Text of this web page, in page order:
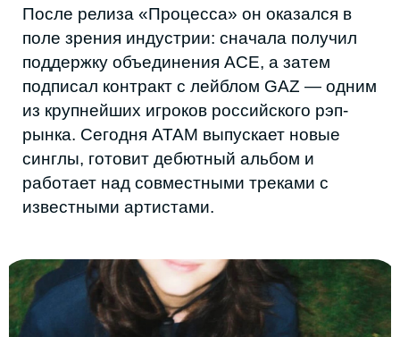
ЕСЛИ АРТИСТЫ ЕСТЬ, ПОЧЕМУ
ИНДУСТРИИ НЕТ?
На первый взгляд кажется, что с музыкой в
Дагестане всё в порядке. Артисты
выпускают альбомы, собирают фестивали
и подписывают контракты с лейблами. Но
ни один из этих музыкантов не вырос
внутри полноценной музыкальной
индустрии, и именно здесь начинается
главный парадокс местной сцены.